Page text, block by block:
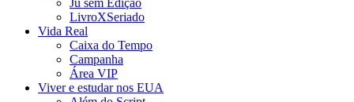
Ju sem Edição
LivroXSeriado
Vida Real
Caixa do Tempo
Campanha
Área VIP
Viver e estudar nos EUA